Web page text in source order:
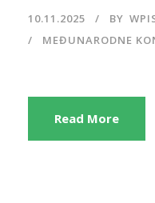
10.11.2025 BY
MEĐUNARODNE
Read More